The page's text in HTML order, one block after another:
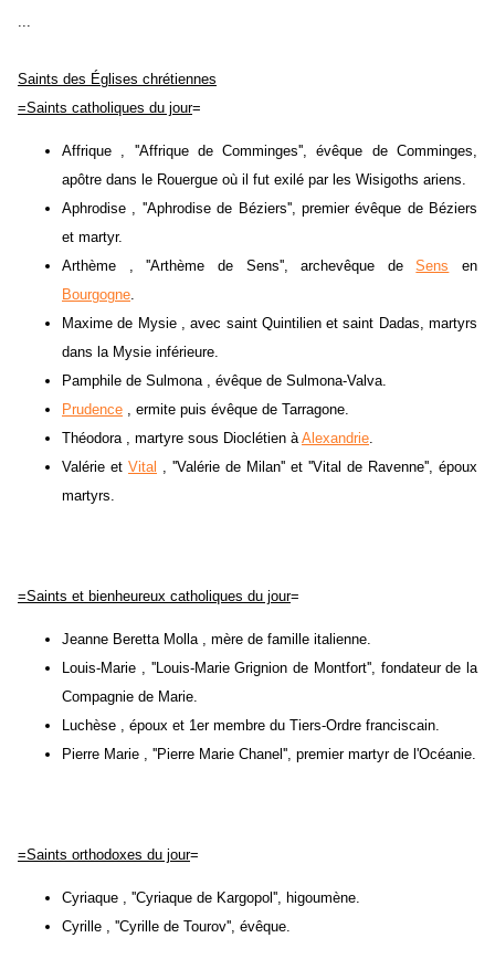
...
Saints des Églises chrétiennes
=Saints catholiques du jour=
Affrique , ''Affrique de Comminges'', évêque de Comminges,
apôtre dans le Rouergue où il fut exilé par les Wisigoths ariens.
Aphrodise , ''Aphrodise de Béziers'', premier évêque de Béziers
et martyr.
Arthème , ''Arthème de Sens'', archevêque deSens en
Bourgogne.
Maxime de Mysie , avec saint Quintilien et saint Dadas, martyrs
dans la Mysie inférieure.
Pamphile de Sulmona , évêque de Sulmona-Valva.
Prudence , ermite puis évêque de Tarragone.
Théodora , martyre sous Dioclétien àAlexandrie.
Valérie et Vital , ''Valérie de Milan'' et ''Vital de Ravenne'', époux
martyrs.
=Saints et bienheureux catholiques du jour=
Jeanne Beretta Molla , mère de famille italienne.
Louis-Marie , ''Louis-Marie Grignion de Montfort'', fondateur de la
Compagnie de Marie.
Luchèse , époux et 1er membre du Tiers-Ordre franciscain.
Pierre Marie , ''Pierre Marie Chanel'', premier martyr de l'Océanie.
=Saints orthodoxes du jour=
Cyriaque , ''Cyriaque de Kargopol'', higoumène.
Cyrille , ''Cyrille de Tourov'', évêque.